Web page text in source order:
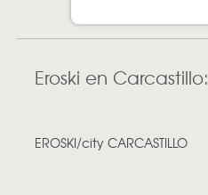
Eroski en Carcastillo:
EROSKI/city CARCASTILLO